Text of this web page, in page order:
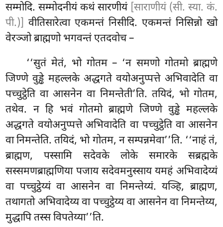
सम्मोदि. सम्मोदनीयं कथं सारणीयं [साराणीयं (सी. स्या. कं.
पी.)] वीतिसारेत्वाएकमन्तं निसीदि. एकमन्तं निसिन्नो खो
वेरञ्जो ब्राह्मणो भगवन्तं एतदवोच –
‘‘सुतं मेतं, भो गोतम – ‘न समणो गोतमो ब्राह्मणे
जिण्णे वुड्ढे महल्लके अद्धगते वयोअनुप्पत्ते अभिवादेति वा
पच्चुट्ठेति वा आसनेन वा निमन्तेती’ति. तयिदं, भो गोतम,
तथेव. न हि भवं गोतमो ब्राह्मणे जिण्णे वुड्ढे महल्लके
अद्धगते वयोअनुप्पत्ते अभिवादेति वा पच्चुट्ठेति वा आसनेन
वा निमन्तेति. तयिदं, भो गोतम, न सम्पन्नमेवा’’ति. ‘‘नाहं तं,
ब्राह्मण, पस्सामि सदेवके लोके समारके सब्रह्मके
सस्समणब्राह्मणिया पजाय सदेवमनुस्साय यमहं अभिवादेय्यं
वा पच्चुट्ठेय्यं वा आसनेन वा निमन्तेय्यं. यञ्हि, ब्राह्मण,
तथागतो अभिवादेय्यवा पच्चुट्ठेय्य वा आसनेन वा निमन्तेय्य,
मुद्धापि तस्स विपतेय्या’’ति.